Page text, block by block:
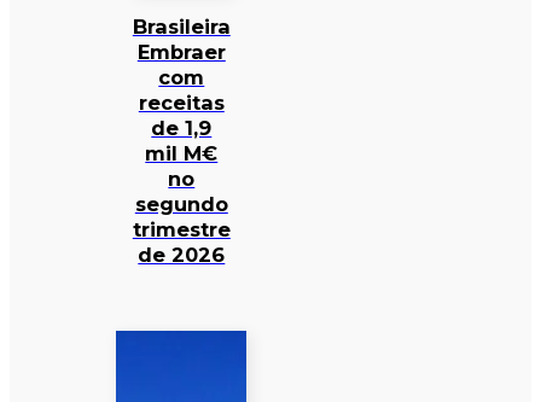
Brasileira
Embraer
com
receitas
de 1,9
mil M€
no
segundo
trimestre
de 2026